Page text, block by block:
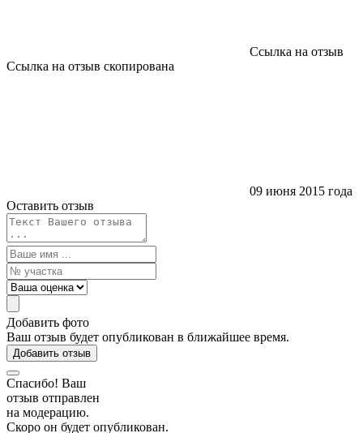
Ссылка на отзыв
Ссылка на отзыв скопирована
09 июня 2015 года
Оставить отзыв
Добавить фото
Ваш отзыв будет опубликован в ближайшее время.
Добавить отзыв
Спасибо! Ваш
отзыв отправлен
на модерацию.
Скоро он будет опубликован.